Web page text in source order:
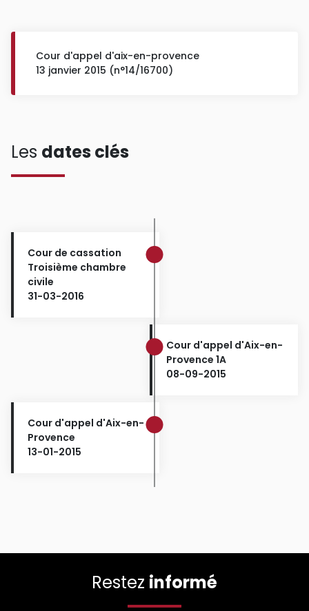
Cour d'appel d'aix-en-provence
13 janvier 2015 (n°14/16700)
Les dates clés
Cour de cassation
Troisième chambre
civile
31-03-2016
Cour d'appel d'Aix-en-
Provence 1A
08-09-2015
Cour d'appel d'Aix-en-
Provence
13-01-2015
Restez informé